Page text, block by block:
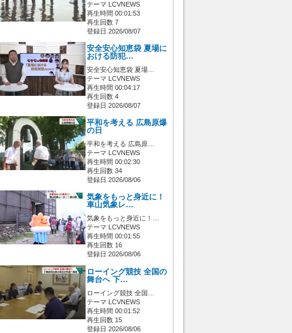
テーマ LCVNEWS
再生時間 00:01:53
再生回数 7
登録日 2026/08/07
安全安心知恵袋 夏場に
おける防犯…
安全安心知恵袋 夏場…
テーマ LCVNEWS
再生時間 00:04:17
再生回数 4
登録日 2026/08/07
平和を考える 広島原爆
の日
平和を考える 広島原…
テーマ LCVNEWS
再生時間 00:02:30
再生回数 34
登録日 2026/08/06
気象をもっと身近に！
車山気象レ…
気象をもっと身近に！…
テーマ LCVNEWS
再生時間 00:01:55
再生回数 16
登録日 2026/08/06
ローイング競技 全国の
舞台へ 下…
ローイング競技 全国…
テーマ LCVNEWS
再生時間 00:01:52
再生回数 15
登録日 2026/08/06